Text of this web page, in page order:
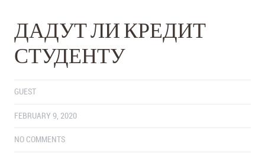
ДАДУТ ЛИ КРЕДИТ
СТУДЕНТУ
GUEST
FEBRUARY 9, 2020
NO COMMENTS